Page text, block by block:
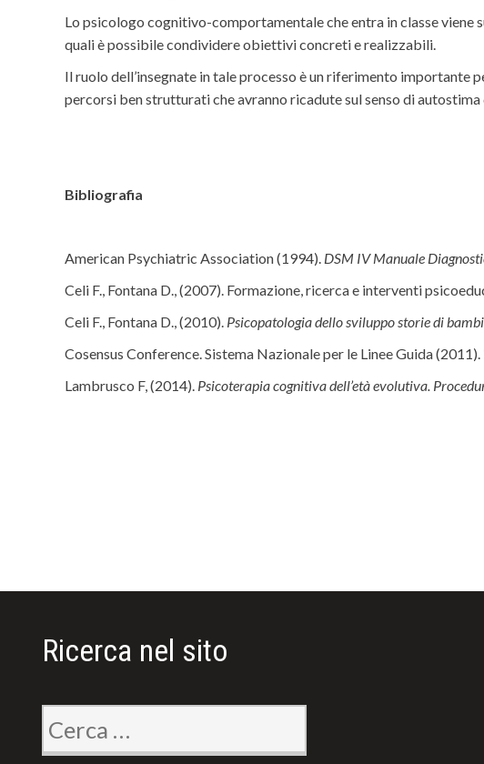
Lo psicologo cognitivo-comportamentale che entra in classe viene
quali è possibile condividere obiettivi concreti e realizzabili.
Il ruolo dell’insegnate in tale processo è un riferimento
percorsi ben strutturati che avranno ricadute sul senso di
Bibliografia
American Psychiatric Association (1994). DSM IV Manuale
Celi F., Fontana D., (2007). Formazione, ricerca e interventi
Celi F., Fontana D., (2010). Psicopatologia dello sviluppo storie di
Cosensus Conference. Sistema Nazionale per le Linee Guida
Lambrusco F, (2014). Psicoterapia cognitiva dell’età evolutiva.
Ricerca nel sito
Ricerca